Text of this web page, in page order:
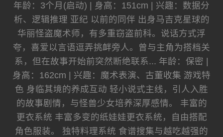
年龄：3个月(启动) | 身高：151cm | 兴趣：数据分
析、逻辑推理 亚纪 以前的同伴 出身马吉克星球的
华丽怪盗魔术师，有多重窃盗前科。说话方式浮
夸，喜爱以言语逗弄挑衅旁人。曾与主角为搭档关
系，但在故事开始前突然断绝联系... 年龄：保密 |
身高：162cm | 兴趣：魔术表演、古董收集 游戏特
色 身临其境的养成互动 轻小说式主线，引人入胜
的故事剧情，与怪兽少女培养深厚感情。 丰富的
更衣系统 丰富多变的纸娃娃更衣系统，自由搭配
角色服装。 独特料理系统 食谱搜集与越吃越强的